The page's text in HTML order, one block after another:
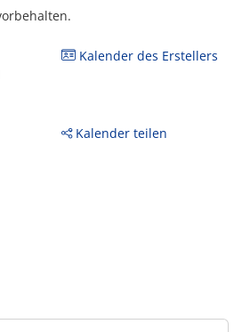
Kalender des Erstellers
Kalender teilen